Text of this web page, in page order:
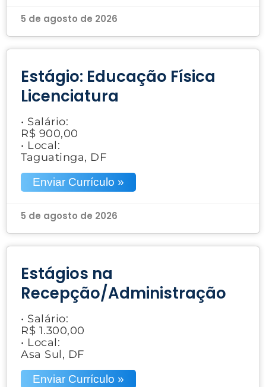
5 de agosto de 2026
Estágio: Educação Física
Licenciatura
• Salário:
R$ 900,00
• Local:
Taguatinga, DF
Enviar Currículo »
5 de agosto de 2026
Estágios na
Recepção/Administração
• Salário:
R$ 1.300,00
• Local:
Asa Sul, DF
Enviar Currículo »